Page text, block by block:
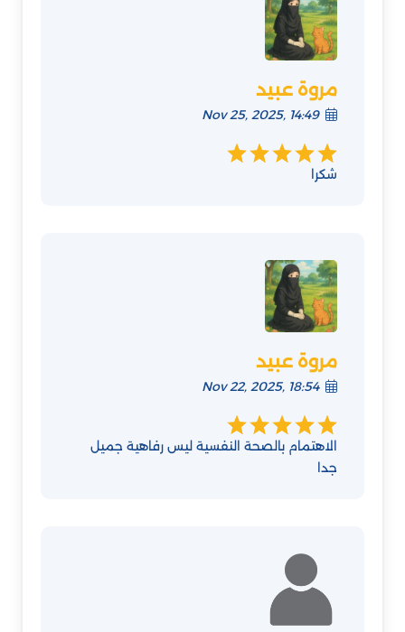
مروة عبيد
Nov 25, 2025, 14:49
شكرا
مروة عبيد
Nov 22, 2025, 18:54
الاهتمام بالصحة النفسية ليس رفاهية جميل
جدا